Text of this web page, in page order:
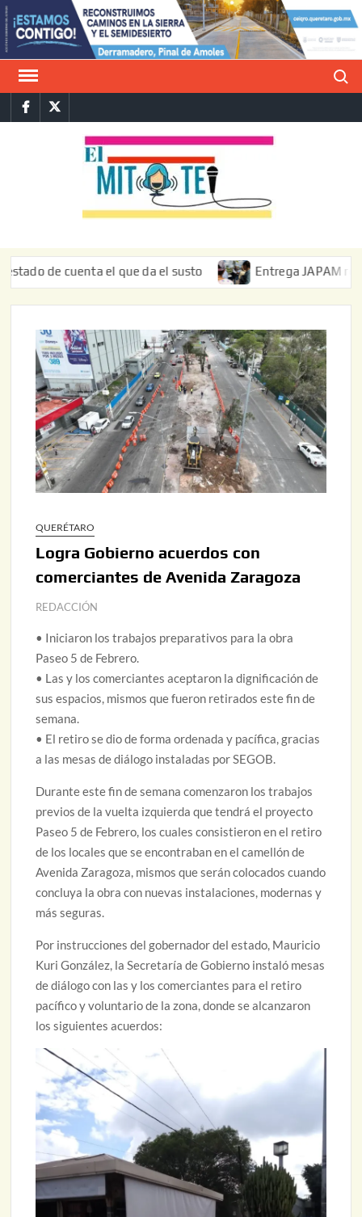
Saltar
al
contenido
FacebookTwitter
cuenta el que da el susto Entrega JAPAM
QUERÉTARO
Logra Gobierno acuerdos con
comerciantes de Avenida Zaragoza
REDACCIÓN
• Iniciaron los trabajos preparativos para la obra
Paseo 5 de Febrero.
• Las y los comerciantes aceptaron la dignificación de
sus espacios, mismos que fueron retirados este fin de
semana.
• El retiro se dio de forma ordenada y pacífica, gracias
a las mesas de diálogo instaladas por SEGOB.
Durante este fin de semana comenzaron los trabajos
previos de la vuelta izquierda que tendrá el proyecto
Paseo 5 de Febrero, los cuales consistieron en el retiro
de los locales que se encontraban en el camellón de
Avenida Zaragoza, mismos que serán colocados cuando
concluya la obra con nuevas instalaciones, modernas y
más seguras.
Por instrucciones del gobernador del estado, Mauricio
Kuri González, la Secretaría de Gobierno instaló mesas
de diálogo con las y los comerciantes para el retiro
pacífico y voluntario de la zona, donde se alcanzaron
los siguientes acuerdos: